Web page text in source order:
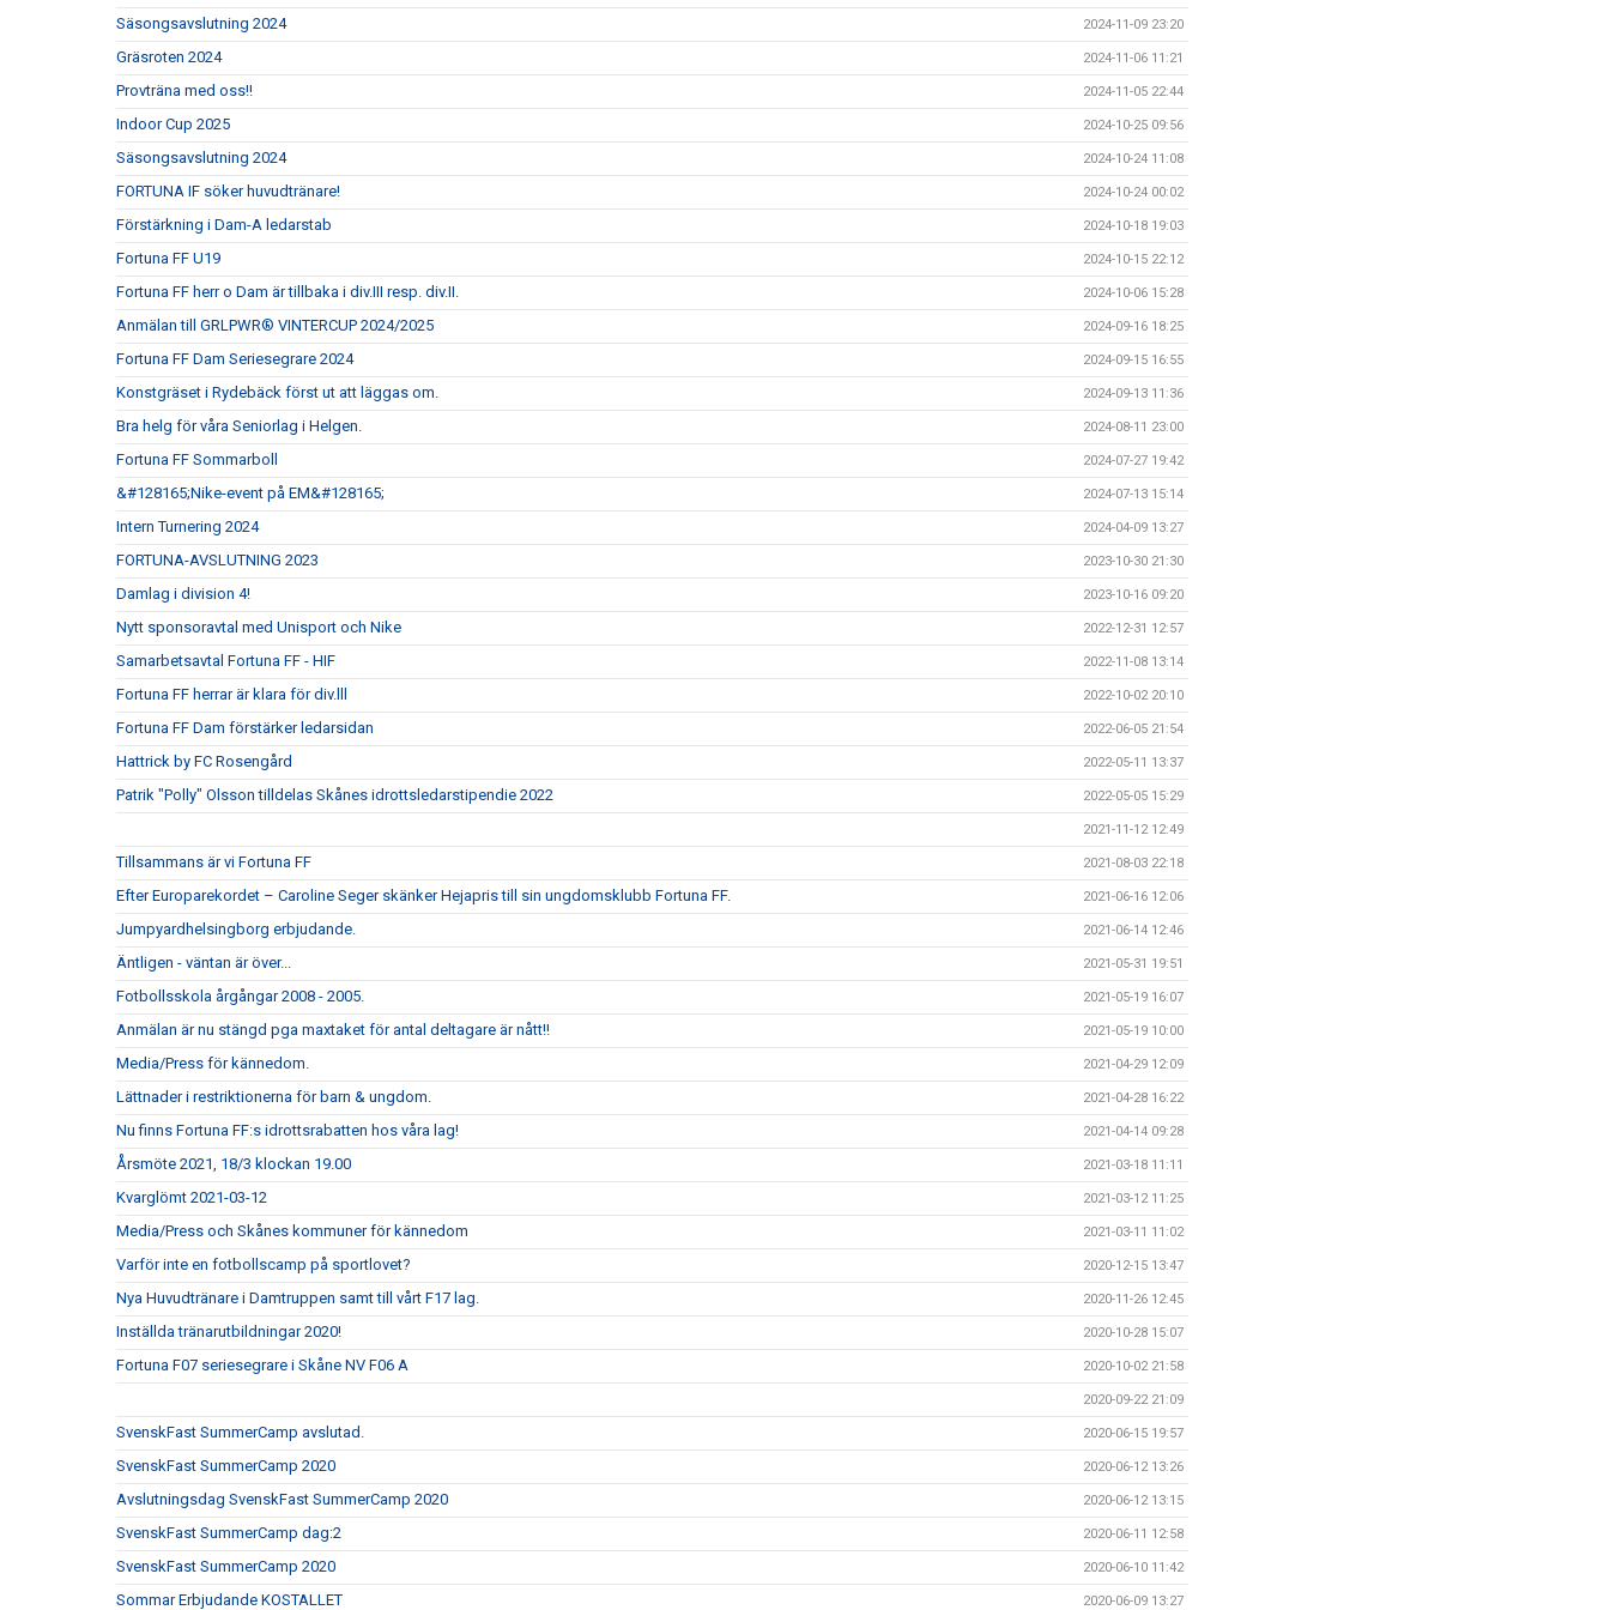
Säsongsavslutning 2024 2024-11-09 23:20
Gräsroten 2024 2024-11-06 11:21
Provträna med oss!! 2024-11-05 22:44
Indoor Cup 2025 2024-10-25 09:56
Säsongsavslutning 2024 2024-10-24 11:08
FORTUNA IF söker huvudtränare! 2024-10-24 00:02
Förstärkning i Dam-A ledarstab 2024-10-18 19:03
Fortuna FF U19 2024-10-15 22:12
Fortuna FF herr o Dam är tillbaka i div.III resp. div.II. 2024-10-06 15:28
Anmälan till GRLPWR® VINTERCUP 2024/2025 2024-09-16 18:25
Fortuna FF Dam Seriesegrare 2024 2024-09-15 16:55
Konstgräset i Rydebäck först ut att läggas om. 2024-09-13 11:36
Bra helg för våra Seniorlag i Helgen. 2024-08-11 23:00
Fortuna FF Sommarboll 2024-07-27 19:42
&#128165;Nike-event på EM&#128165; 2024-07-13 15:14
Intern Turnering 2024 2024-04-09 13:27
FORTUNA-AVSLUTNING 2023 2023-10-30 21:30
Damlag i division 4! 2023-10-16 09:20
Nytt sponsoravtal med Unisport och Nike 2022-12-31 12:57
Samarbetsavtal Fortuna FF - HIF 2022-11-08 13:14
Fortuna FF herrar är klara för div.lll 2022-10-02 20:10
Fortuna FF Dam förstärker ledarsidan 2022-06-05 21:54
Hattrick by FC Rosengård 2022-05-11 13:37
Patrik "Polly" Olsson tilldelas Skånes idrottsledarstipendie 2022 2022-05-05 15:29
2021-11-12 12:49
Tillsammans är vi Fortuna FF 2021-08-03 22:18
Efter Europarekordet – Caroline Seger skänker Hejapris till sin ungdomsklubb Fortuna FF. 2021-06-16 12:06
Jumpyardhelsingborg erbjudande. 2021-06-14 12:46
Äntligen - väntan är över... 2021-05-31 19:51
Fotbollsskola årgångar 2008 - 2005. 2021-05-19 16:07
Anmälan är nu stängd pga maxtaket för antal deltagare är nått!! 2021-05-19 10:00
Media/Press för kännedom. 2021-04-29 12:09
Lättnader i restriktionerna för barn & ungdom. 2021-04-28 16:22
Nu finns Fortuna FF:s idrottsrabatten hos våra lag! 2021-04-14 09:28
Årsmöte 2021, 18/3 klockan 19.00 2021-03-18 11:11
Kvarglömt 2021-03-12 2021-03-12 11:25
Media/Press och Skånes kommuner för kännedom 2021-03-11 11:02
Varför inte en fotbollscamp på sportlovet? 2020-12-15 13:47
Nya Huvudtränare i Damtruppen samt till vårt F17 lag. 2020-11-26 12:45
Inställda tränarutbildningar 2020! 2020-10-28 15:07
Fortuna F07 seriesegrare i Skåne NV F06 A 2020-10-02 21:58
2020-09-22 21:09
SvenskFast SummerCamp avslutad. 2020-06-15 19:57
SvenskFast SummerCamp 2020 2020-06-12 13:26
Avslutningsdag SvenskFast SummerCamp 2020 2020-06-12 13:15
SvenskFast SummerCamp dag:2 2020-06-11 12:58
SvenskFast SummerCamp 2020 2020-06-10 11:42
Sommar Erbjudande KOSTALLET 2020-06-09 13:27